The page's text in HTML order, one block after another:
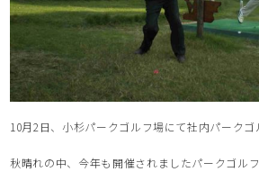
10月2日、小杉パークゴルフ場にて社内パークゴ
秋晴れの中、今年も開催されましたパークゴルフ